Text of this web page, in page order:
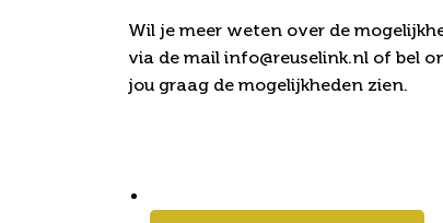
Wil je meer weten over de
via de mail info@reuselink.nl of bel
jou graag de mogelijkheden zien.